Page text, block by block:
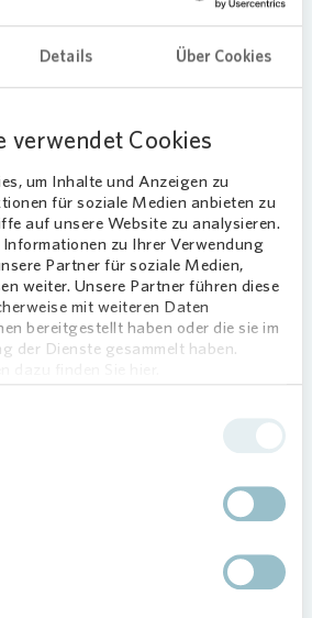
Details Über Cookies
verwendet Cookies
um Inhalte und Anzeigen zu
für soziale Medien anbieten zu
auf unsere Website zu analysieren.
zu Ihrer Verwendung
Partner für soziale Medien,
weiter. Unsere Partner führen diese
mit weiteren Daten
bereitgestellt haben oder die sie im
der Dienste gesammelt haben.
von energetischer
Insgesamt
rund 89,5 Millionen Euro in
elf Millionen Euro in
Schwerpunkte lagen in
Quartieren. Die Maßnahmen
entwickelt die Gebäude in
Schritt für Schritt weiter.
Mittelpunkt
standen Aktivitäten für das
123.000 Euro. Dazu gehörten
Stadtteilen mit etwa
und Besuchern. Von